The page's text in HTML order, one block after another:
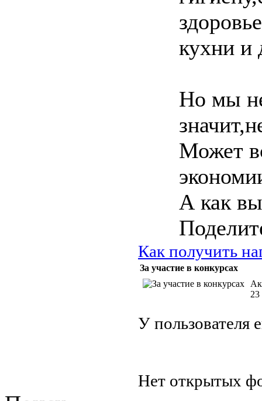
кухни и
Но мы
Может
А как
Как получить
За участие в конкурсах
23
У пользователя
Нет открытых